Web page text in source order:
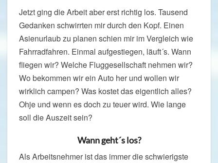
Jetzt ging die Arbeit aber erst richtig los. Tausend
Gedanken schwirrten mir durch den Kopf. Einen
Asienurlaub zu planen schien mir im Vergleich wie
Fahrradfahren. Einmal aufgestiegen, läuft´s. Wann
fliegen wir? Welche Fluggesellschaft nehmen wir?
Wo bekommen wir ein Auto her und wollen wir
wirklich campen? Was kostet das eigentlich alles?
Ohje und wenn es doch zu teuer wird. Wie lange
soll die Auszeit sein?
Wann geht´s los?
Als Arbeitsnehmer ist das immer die schwierigste